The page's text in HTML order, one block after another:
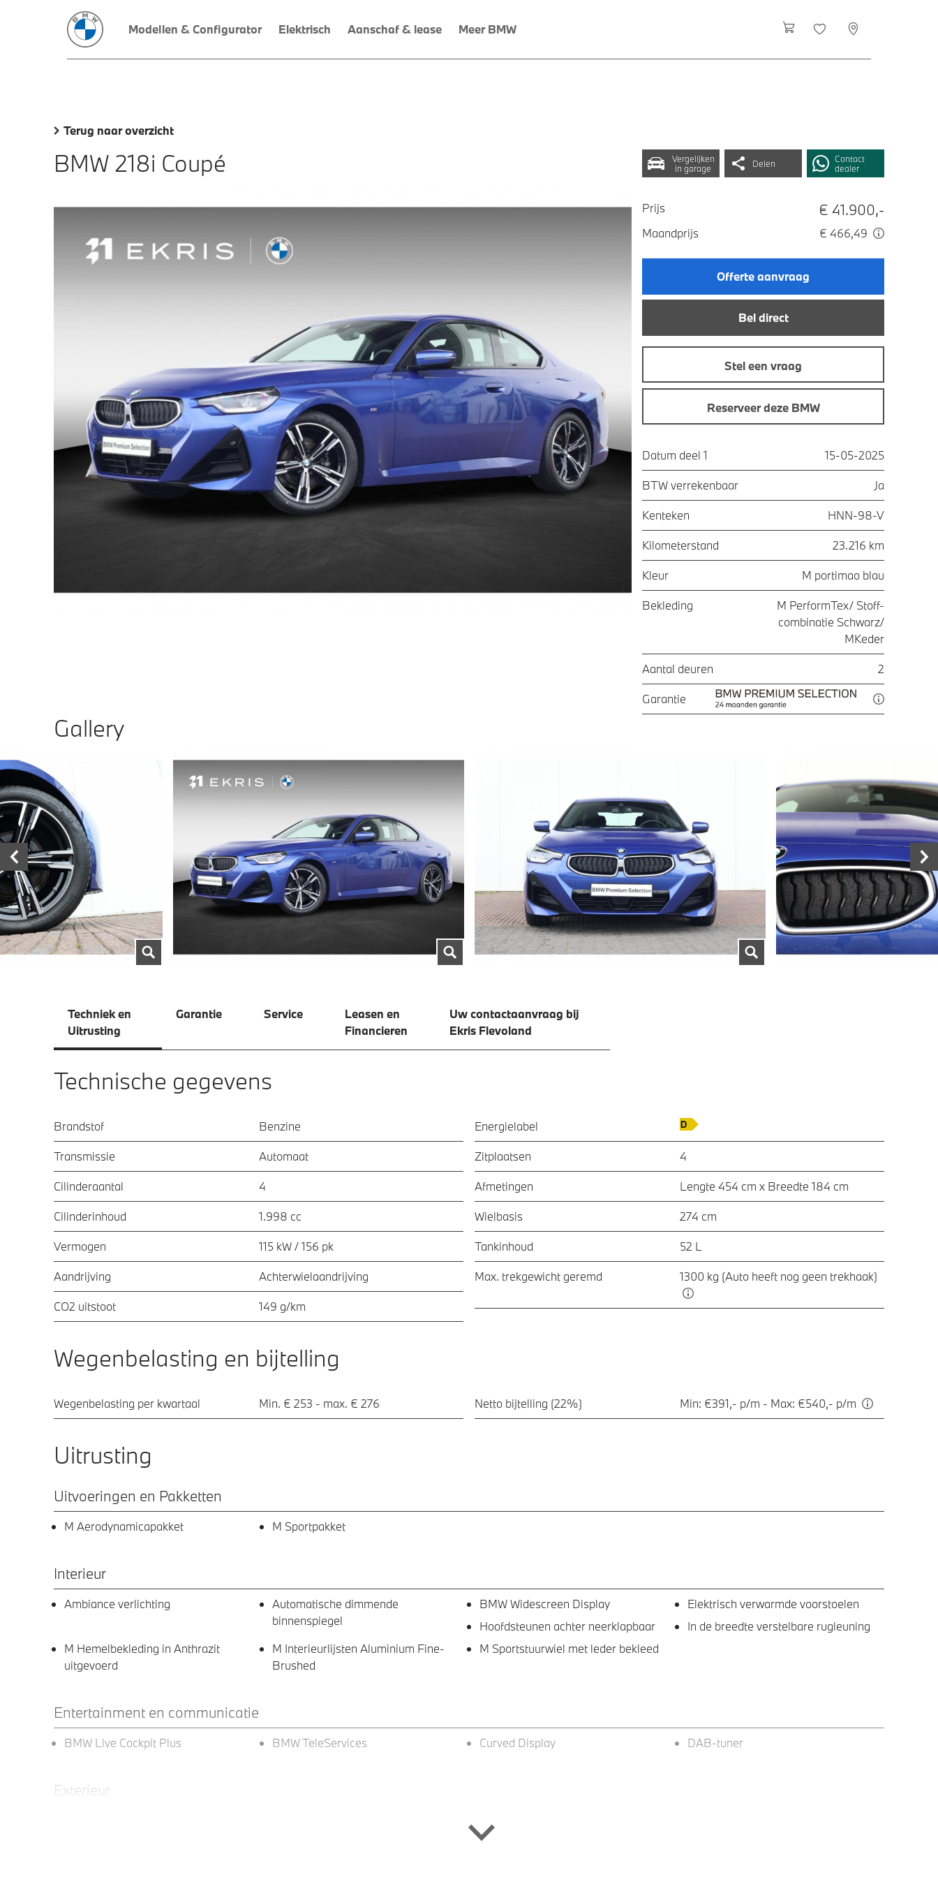
Modellen & Configurator Elektrisch Aanschaf & lease Meer BMW
Terug naar overzicht
BMW 218i Coupé
Vergelijken
in garage
Delen
Contact
dealer
Prijs € 41.900,-
Maandprijs € 466,49
Offerte aanvraag
Bel direct
Stel een vraag
Reserveer deze BMW
Datum deel 1 15-05-2025
BTW verrekenbaar Ja
Kenteken HNN-98-V
Kilometerstand 23.216 km
Kleur M portimao blau
Bekleding
M PerformTex/ Stoff-
combinatie Schwarz/
MKeder
Aantal deuren 2
Garantie
Gallery
Techniek en
Uitrusting
Garantie Service
Leasen en
Financieren
Uw contactaanvraag bij
Ekris Flevoland
Technische gegevens
Brandstof Benzine
Transmissie Automaat
Cilinderaantal 4
Cilinderinhoud 1.998 cc
Vermogen 115 kW / 156 pk
Aandrijving Achterwielaandrijving
CO2 uitstoot 149 g/km
Energielabel
Zitplaatsen 4
Afmetingen Lengte 454 cm x Breedte 184 cm
Wielbasis 274 cm
Tankinhoud 52 L
Max. trekgewicht geremd 1300 kg (Auto heeft nog geen trekhaak)
Wegenbelasting en bijtelling
Wegenbelasting per kwartaal Min. € 253 - max. € 276 Netto bijtelling (22%) Min: €391,- p/m - Max: €540,- p/m
Uitrusting
Uitvoeringen en Pakketten
M Aerodynamicapakket M Sportpakket
Interieur
Ambiance verlichting
Automatische dimmende
binnenspiegel
BMW Widescreen Display
Elektrisch verwarmde voorstoelen
Hoofdsteunen achter neerklapbaar
In de breedte verstelbare rugleuning
M Hemelbekleding in Anthrazit
uitgevoerd
M Interieurlijsten Aluminium Fine-
Brushed
M Sportstuurwiel met leder bekleed
Entertainment en communicatie
BMW Live Cockpit Plus BMW TeleServices Curved Display DAB-tuner
Exterieur